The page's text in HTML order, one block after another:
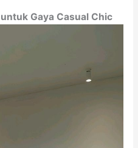
Gaya Casual Chic